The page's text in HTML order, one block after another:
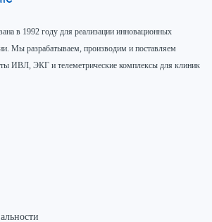
в 1992 году для реализации инновационных
Мы разрабатываем, производим и поставляем
ИВЛ, ЭКГ и телеметрические комплексы для клиник